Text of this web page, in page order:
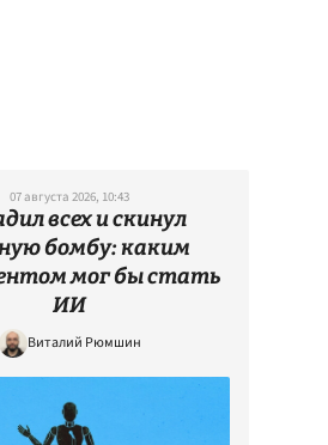
07 августа 2026, 10:43
всех и скинул
бомбу: каким
мог бы стать
ИИ
Виталий Рюмшин